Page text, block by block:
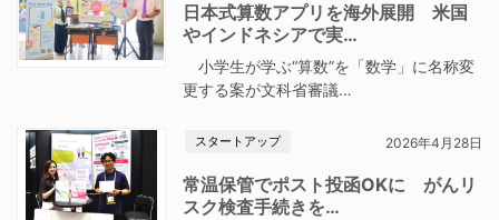
日本式算数アプリを海外展開 米国
やインドネシアで実…
小学生が学ぶ“算数”を「数学」に名称変
更する案が文科省審議…
スタートアップ 2026年4月28日
常温保管でポスト投函OKに がんリ
スク検査手続きを…